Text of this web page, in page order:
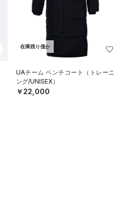
在庫残り僅か
UAチーム ベンチコート（トレーニ
ング/UNISEX）
￥22,000